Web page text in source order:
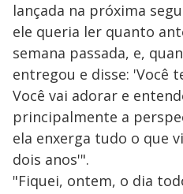
lançada na próxima
ele queria ler quanto
semana passada, e,
entregou e disse: 'Você
Você vai adorar e
principalmente a
ela enxerga tudo o que
dois anos'".
"Fiquei, ontem, o dia